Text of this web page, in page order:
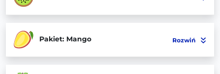
Pakiet: Mango Rozwiń